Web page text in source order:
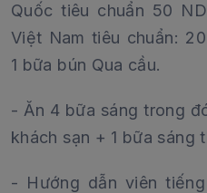
Quốc tiêu chuẩn 50
Việt Nam tiêu chuẩn:
1 bữa bún Qua cầu.
- Ăn 4 bữa sáng trong
khách sạn + 1 bữa sáng
- Hướng dẫn viên